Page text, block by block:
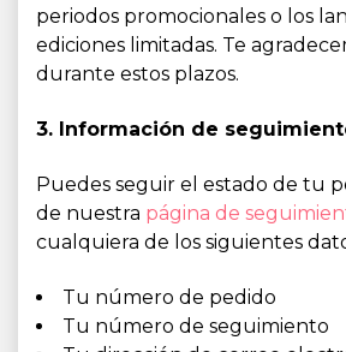
periodos promocionales o los
ediciones limitadas. Te
durante estos plazos.
3. Información de
Puedes seguir el estado de tu
de nuestra página de
cualquiera de los siguientes
Tu número de pedido
Tu número de seguimiento